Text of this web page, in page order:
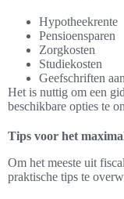
Hypotheekrente
Pensioensparen
Zorgkosten
Studiekosten
Geefschriften
Het is nuttig om een
beschikbare opties te
Tips voor het
Om het meeste uit
praktische tips te